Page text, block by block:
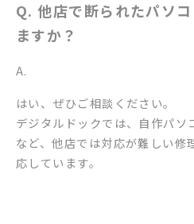
Q. 他店で断られたパソ
ますか？
A.
はい、ぜひご相談ください。
デジタルドックでは、自作パソ
など、他店では対応が難しい修
応しています。